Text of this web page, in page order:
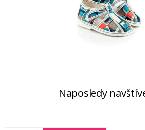
Naposledy